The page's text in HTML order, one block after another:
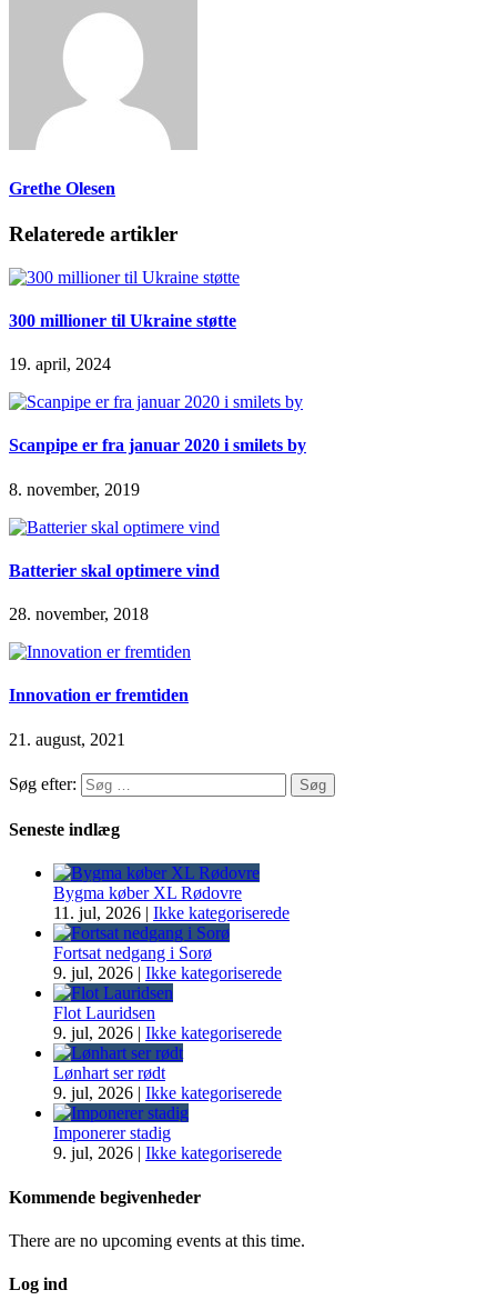
Grethe Olesen
Relaterede artikler
300 millioner til Ukraine støtte
19. april, 2024
Scanpipe er fra januar 2020 i smilets by
8. november, 2019
Batterier skal optimere vind
28. november, 2018
Innovation er fremtiden
21. august, 2021
Søg efter:
Seneste indlæg
Bygma køber XL Rødovre
11. jul, 2026
Ikke kategoriserede
Fortsat nedgang i Sorø
9. jul, 2026
Ikke kategoriserede
Flot Lauridsen
9. jul, 2026
Ikke kategoriserede
Lønhart ser rødt
9. jul, 2026
Ikke kategoriserede
Imponerer stadig
9. jul, 2026
Ikke kategoriserede
Kommende begivenheder
There are no upcoming events at this time.
Log ind